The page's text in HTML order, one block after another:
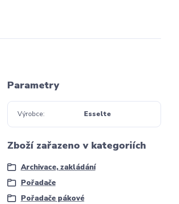
Parametry
Výrobce Esselte
Zboží zařazeno v kategoriích
Archivace, zakládání
Pořadače
Pořadače pákové